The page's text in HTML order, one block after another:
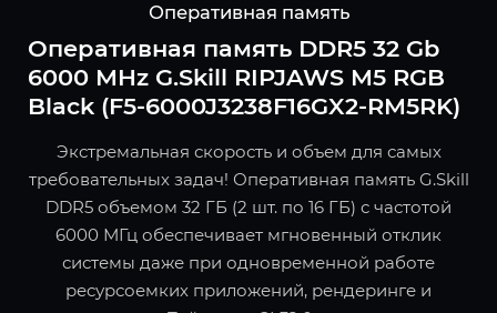
Оперативная память
Оперативная память DDR5 32 Gb
6000 MHz G.Skill RIPJAWS M5 RGB
Black (F5-6000J3238F16GX2-RM5RK)
Экстремальная скорость и объем для самых
требовательных задач! Оперативная память G.Skill
DDR5 объемом 32 ГБ (2 шт. по 16 ГБ) с частотой
6000 МГц обеспечивает мгновенный отклик
системы даже при одновременной работе
ресурсоемких приложений, рендеринге и